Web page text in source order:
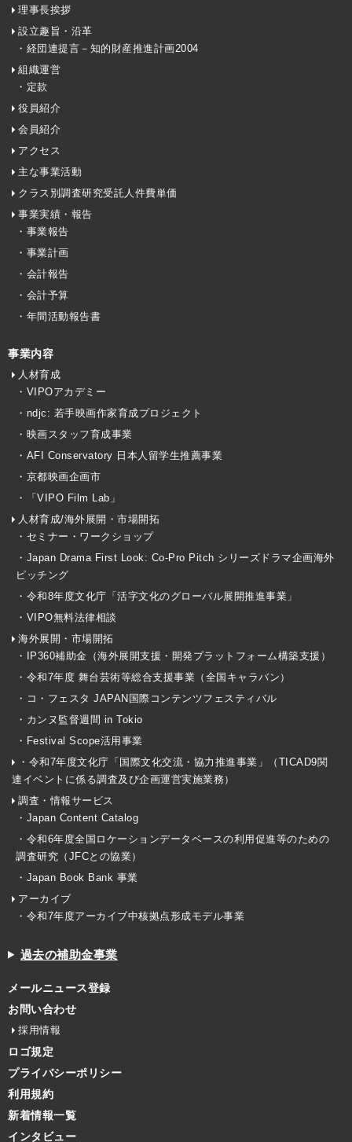
理事長挨拶
設立趣旨・沿革
・経団連提言－知的財産推進計画2004
組織運営
・定款
役員紹介
会員紹介
アクセス
主な事業活動
クラス別調査研究受託人件費単価
事業実績・報告
・事業報告
・事業計画
・会計報告
・会計予算
・年間活動報告書
事業内容
人材育成
・VIPOアカデミー
・ndjc: 若手映画作家育成プロジェクト
・映画スタッフ育成事業
・AFI Conservatory 日本人留学生推薦事業
・京都映画企画市
・「VIPO Film Lab」
人材育成/海外展開・市場開拓
・セミナー・ワークショップ
・Japan Drama First Look: Co-Pro Pitch シリーズドラマ企画海外
ピッチング
・令和8年度文化庁「活字文化のグローバル展開推進事業」
・VIPO無料法律相談
海外展開・市場開拓
・IP360補助金（海外展開支援・開発プラットフォーム構築支援）
・令和7年度 舞台芸術等総合支援事業（全国キャラバン）
・コ・フェスタ JAPAN国際コンテンツフェスティバル
・カンヌ監督週間 in Tokio
・Festival Scope活用事業
・令和7年度文化庁「国際文化交流・協力推進事業」（TICAD9関
連イベントに係る調査及び企画運営実施業務）
調査・情報サービス
・Japan Content Catalog
・令和6年度全国ロケーションデータベースの利用促進等のための
調査研究（JFCとの協業）
・Japan Book Bank 事業
アーカイブ
・令和7年度アーカイブ中核拠点形成モデル事業
過去の補助金事業
メールニュース登録
お問い合わせ
採用情報
ロゴ規定
プライバシーポリシー
利用規約
新着情報一覧
インタビュー